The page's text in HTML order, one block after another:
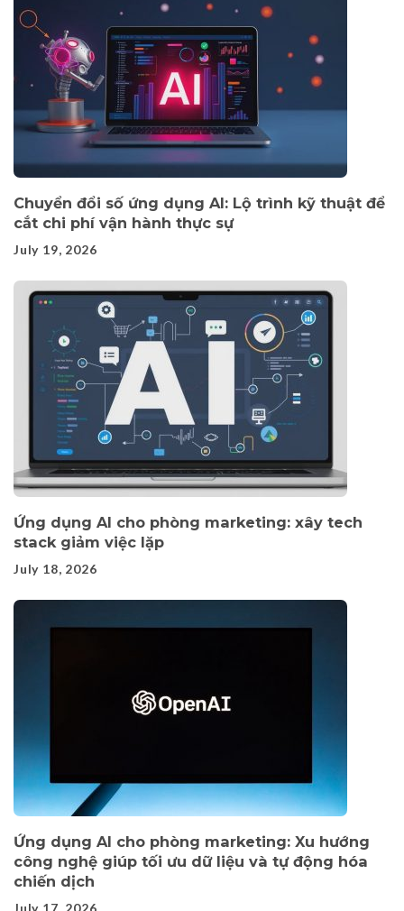
Chuyển đổi số ứng dụng AI: Lộ trình kỹ thuật để
cắt chi phí vận hành thực sự
July 19, 2026
Ứng dụng AI cho phòng marketing: xây tech
stack giảm việc lặp
July 18, 2026
Ứng dụng AI cho phòng marketing: Xu hướng
công nghệ giúp tối ưu dữ liệu và tự động hóa
chiến dịch